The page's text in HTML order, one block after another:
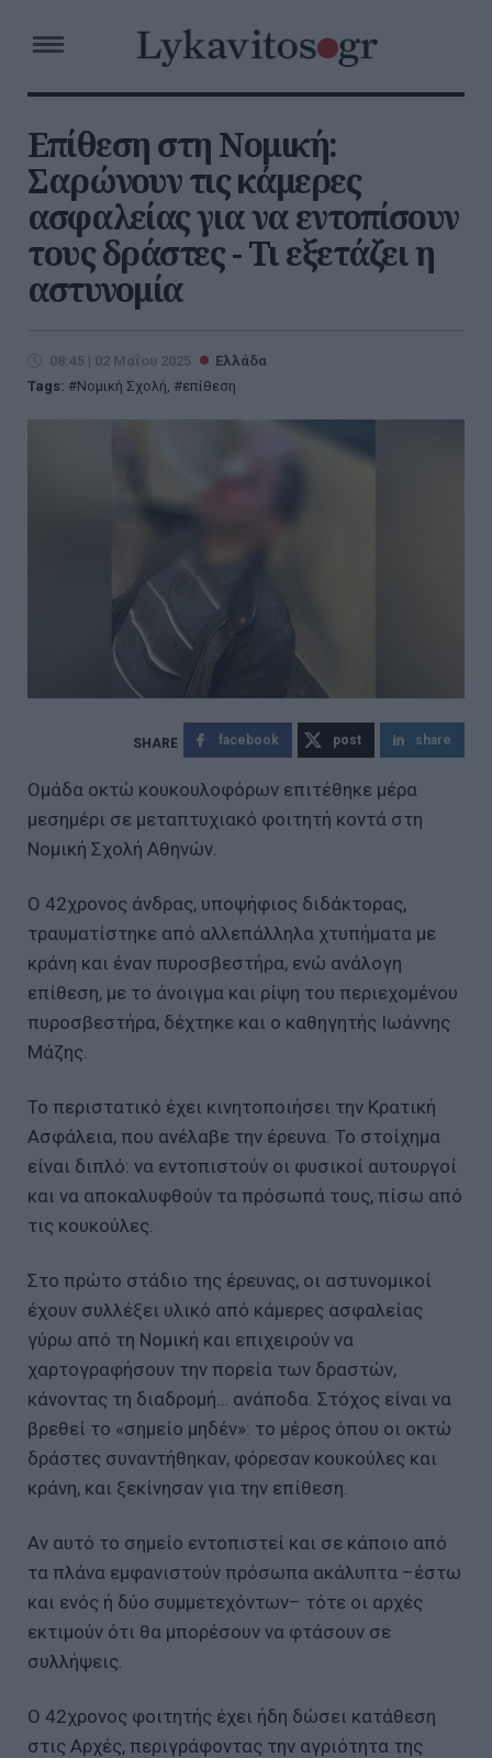
Επίθεση στη Νομική:
Σαρώνουν τις κάμερες
ασφαλείας για να εντοπίσουν
τους δράστες - Τι εξετάζει η
αστυνομία
08:45 | 02 Μαΐου 2025
Ελλάδα
Tags:
Νομική Σχολή, επίθεση
facebook post share
Ομάδα οκτώ κουκουλοφόρων επιτέθηκε μέρα
μεσημέρι σε μεταπτυχιακό φοιτητή κοντά στη
Νομική Σχολή Αθηνών.
Ο 42χρονος άνδρας, υποψήφιος διδάκτορας,
τραυματίστηκε από αλλεπάλληλα χτυπήματα με
κράνη και έναν πυροσβεστήρα, ενώ ανάλογη
επίθεση, με το άνοιγμα και ρίψη του περιεχομένου
πυροσβεστήρα, δέχτηκε και ο καθηγητής Ιωάννης
Μάζης.
Το περιστατικό έχει κινητοποιήσει την Κρατική
Ασφάλεια, που ανέλαβε την έρευνα. Το στοίχημα
είναι διπλό: να εντοπιστούν οι φυσικοί αυτουργοί
και να αποκαλυφθούν τα πρόσωπά τους, πίσω από
τις κουκούλες.
Στο πρώτο στάδιο της έρευνας, οι αστυνομικοί
έχουν συλλέξει υλικό από κάμερες ασφαλείας
γύρω από τη Νομική και επιχειρούν να
χαρτογραφήσουν την πορεία των δραστών,
κάνοντας τη διαδρομή… ανάποδα. Στόχος είναι να
βρεθεί το «σημείο μηδέν»: το μέρος όπου οι οκτώ
δράστες συναντήθηκαν, φόρεσαν κουκούλες και
κράνη, και ξεκίνησαν για την επίθεση.
Αν αυτό το σημείο εντοπιστεί και σε κάποιο από
τα πλάνα εμφανιστούν πρόσωπα ακάλυπτα –έστω
και ενός ή δύο συμμετεχόντων– τότε οι αρχές
εκτιμούν ότι θα μπορέσουν να φτάσουν σε
συλλήψεις.
Ο 42χρονος φοιτητής έχει ήδη δώσει κατάθεση
στις Αρχές, περιγράφοντας την αγριότητα της